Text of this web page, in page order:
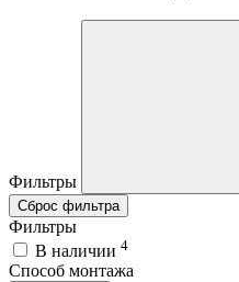
Фильтры
Сброс фильтра
Фильтры
В наличии 4
Способ монтажа